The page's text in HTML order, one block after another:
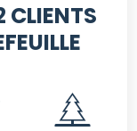
CLIENTS